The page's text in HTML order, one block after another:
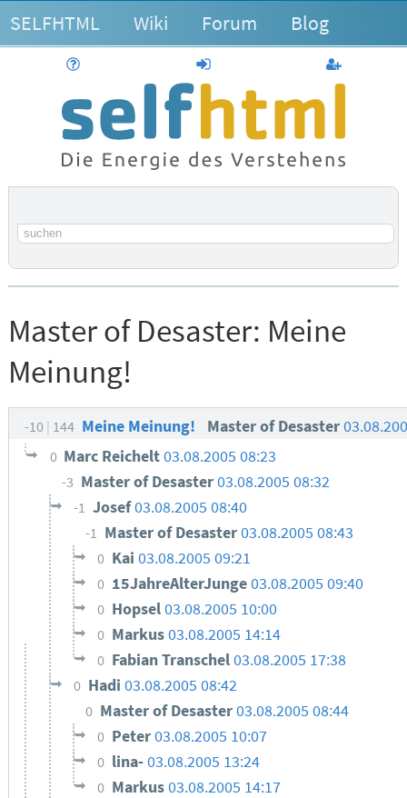
SELFHTML Wiki Forum Blog
anmelden
Suchbegriff
Master of Desaster: Meine
Meinung!
-10 144 Meine Meinung! Master of Desaster
0 Marc Reichelt03.08.2005 08:23
-3 Master of Desaster03.08.2005 08:32
-1 Josef03.08.2005 08:40
-1 Master of Desaster03.08.2005 08:43
0 Kai03.08.2005 09:21
0 15JahreAlterJunge03.08.2005 09:40
0 Hopsel03.08.2005 10:00
0 Markus03.08.2005 14:14
0 Fabian Transchel03.08.2005 17:38
0 Hadi 03.08.2005 08:42
0 Master of Desaster03.08.2005 08:44
0 Peter03.08.2005 10:07
0 lina-03.08.2005 13:24
0 Markus03.08.2005 14:17